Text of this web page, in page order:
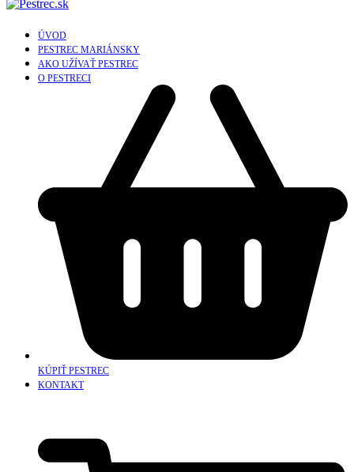
ÚVOD
PESTREC MARIÁNSKY
AKO UŽÍVAŤ PESTREC
O PESTRECI
KÚPIŤ PESTREC
KONTAKT